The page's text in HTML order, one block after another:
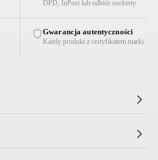
DPD, InPost lub odbiór osobisty
Gwarancja autentyczności
Każdy produkt z certyfikatem marki